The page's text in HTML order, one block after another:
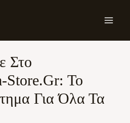
Στο
Store.gr: Το
Για Όλα Τα